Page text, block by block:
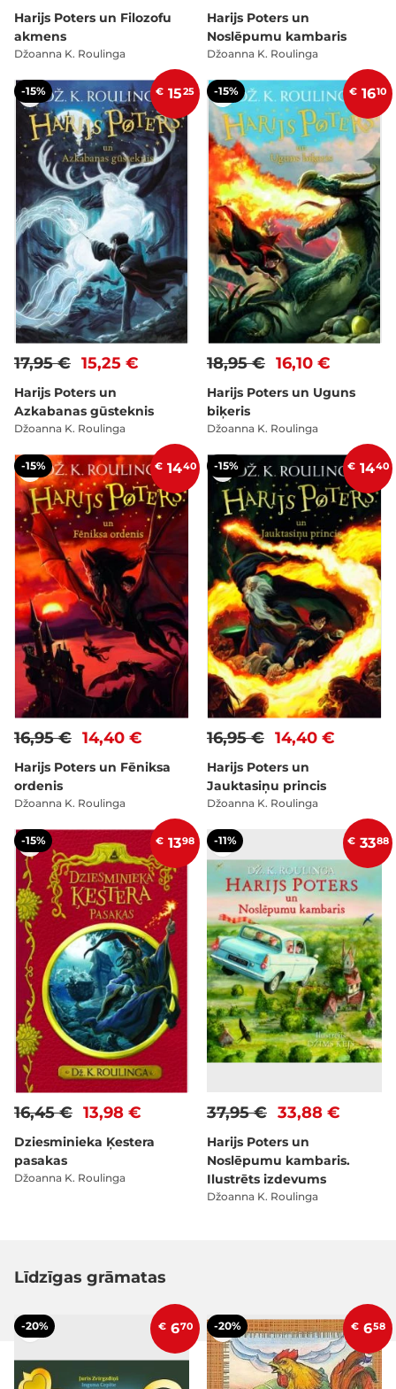
Harijs Poters un Filozofu
akmens
Džoanna K. Roulinga
Harijs Poters un
Noslēpumu kambaris
Džoanna K. Roulinga
-15% € 1525
15,25 €
17,95 €
Harijs Poters un
Azkabanas gūsteknis
Džoanna K. Roulinga
-15% € 1610
16,10 €
18,95 €
Harijs Poters un Uguns
biķeris
Džoanna K. Roulinga
-15% € 1440
14,40 €
16,95 €
Harijs Poters un Fēniksa
ordenis
Džoanna K. Roulinga
-15% € 1440
14,40 €
16,95 €
Harijs Poters un
Jauktasiņu princis
Džoanna K. Roulinga
-15% € 1398
13,98 €
16,45 €
Dziesminieka Ķestera
pasakas
Džoanna K. Roulinga
-11% € 3388
33,88 €
37,95 €
Harijs Poters un
Noslēpumu kambaris.
Ilustrēts izdevums
Džoanna K. Roulinga
Līdzīgas grāmatas
-20% € 670 -20% € 658